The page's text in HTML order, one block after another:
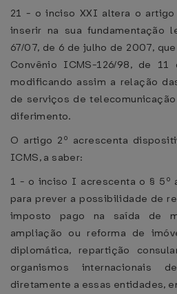
21 - o inciso XXI altera o
inserir na sua fundamentação
67/07, de 6 de julho de 2007,
Convênio ICMS-126/98, de
modificando assim a relação
de serviços de
diferimento.
O artigo 2º acrescenta
ICMS, a saber:
1 - o inciso I acrescenta o § 5º
para prever a possibilidade de
imposto pago na saída de
ampliação ou reforma de
diplomática, repartição
organismos internacionais
diretamente a essas entidades,